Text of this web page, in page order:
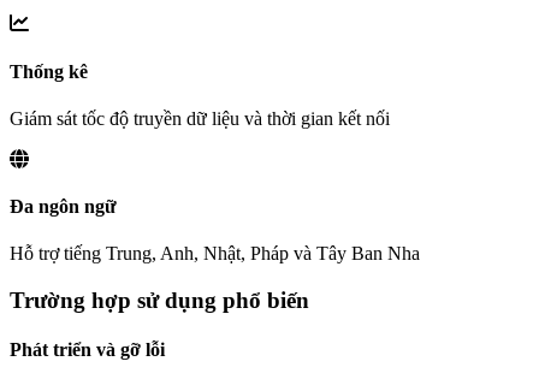
Thống kê
Giám sát tốc độ truyền dữ liệu và thời gian kết nối
Đa ngôn ngữ
Hỗ trợ tiếng Trung, Anh, Nhật, Pháp và Tây Ban Nha
Trường hợp sử dụng phổ biến
Phát triển và gỡ lỗi